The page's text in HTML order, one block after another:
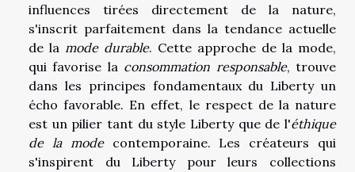
influences tirées directement de la nature,
s'inscrit parfaitement dans la tendance actuelle
de la mode durable. Cette approche de la mode,
qui favorise la consommation responsable, trouve
dans les principes fondamentaux du Liberty un
écho favorable. En effet, le respect de la nature
est un pilier tant du style Liberty que de l'éthique
de la modecontemporaine. Les créateurs qui
s'inspirent du Liberty pour leurs collections